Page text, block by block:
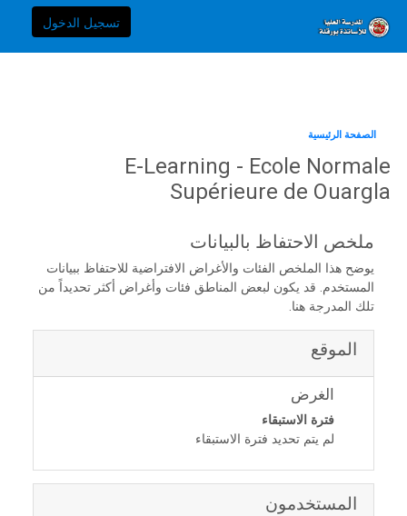
E-Learning - Ecole Normale Supérieure de Ouargla الصفحة الرئيسيةتسجيل الدخول
الصفحة الرئيسية
E-Learning - Ecole Normale
Supérieure de Ouargla
ملخص الاحتفاظ بالبيانات
يوضح هذا الملخص الفئات والأغراض الافتراضية للاحتفاظ ببيانات
المستخدم. قد يكون لبعض المناطق فئات وأغراض أكثر تحديداً من
تلك المدرجة هنا.
الموقع
الغرض
فترة الاستبقاء
لم يتم تحديد فترة الاستبقاء
المستخدمون